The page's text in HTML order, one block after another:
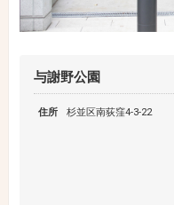
与謝野公園
住所 杉並区南荻窪4-3-22